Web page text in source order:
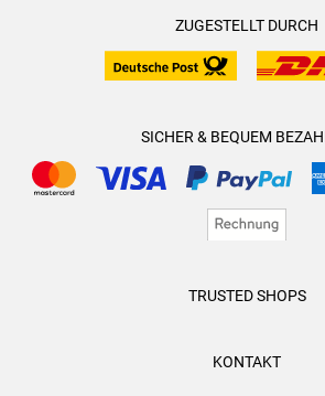
ZUGESTELLT DURCH
SICHER & BEQUEM
TRUSTED SHOPS
KONTAKT